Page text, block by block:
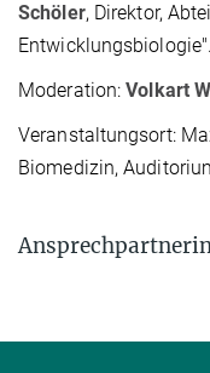
Schöler, Direktor,
Entwicklungsbiologie".
Moderation:Volkart
Veranstaltungsort:
Biomedizin,
Generalverwaltung der